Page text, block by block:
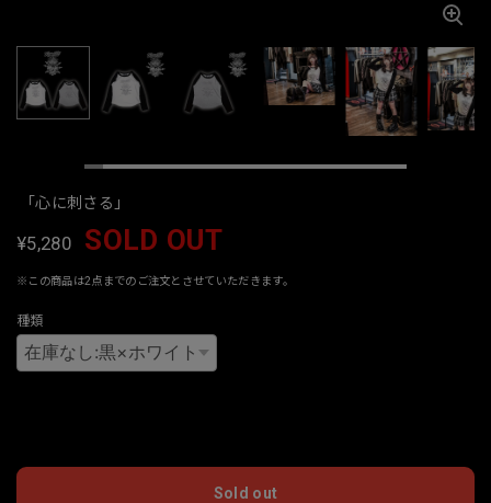
「心に刺さる」
¥5,280 SOLD OUT
※この商品は2点までのご注文とさせていただきます。
種類
Sold out